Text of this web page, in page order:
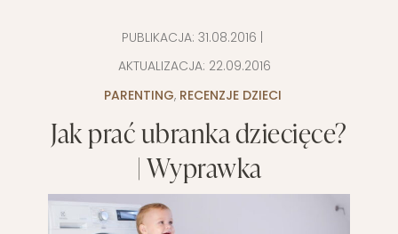
PUBLIKACJA: 31.08.2016
AKTUALIZACJA: 22.09.2016
PARENTING, RECENZJE DZIECI
Jak prać ubranka dziecięce?
| Wyprawka